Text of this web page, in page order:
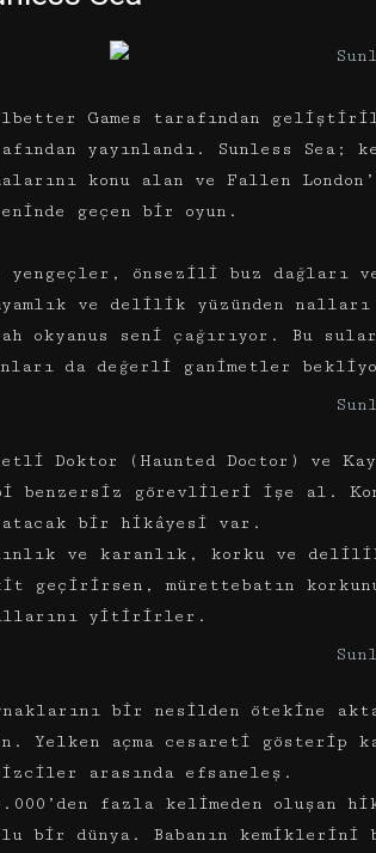
Games tarafından
yayınlandı. Sunless Sea;
konu alan ve Fallen
geçen bir oyun.
yengeçler, önsezili buz dağları
ve delilik yüzünden
okyanus seni çağırıyor. Bu
da değerli ganimetler
Doktor (Haunted Doctor) ve
benzersiz görevlileri işe al.
bir hikâyesi var.
ve karanlık, korku ve
geçirirsen, mürettebatın
yitirirler.
bir nesilden ötekine
Yelken açma cesareti gösterip
arasında efsaneleş.
fazla kelimeden
bir dünya. Babanın